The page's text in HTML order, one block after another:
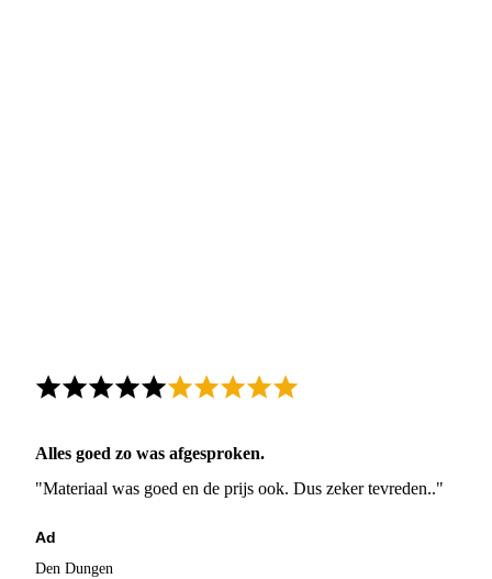
Alles goed zo was afgesproken.
"Materiaal was goed en de prijs ook. Dus zeker tevreden.."
Ad
Den Dungen